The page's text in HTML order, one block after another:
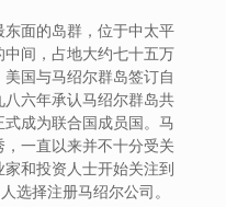
面的岛群，位于中太平
间，占地大约七十五万
国与马绍尔群岛签订自
六年承认马绍尔群岛共
成为联合国成员国。马
一直以来并不十分受关
和投资人士开始关注到
选择注册马绍尔公司。